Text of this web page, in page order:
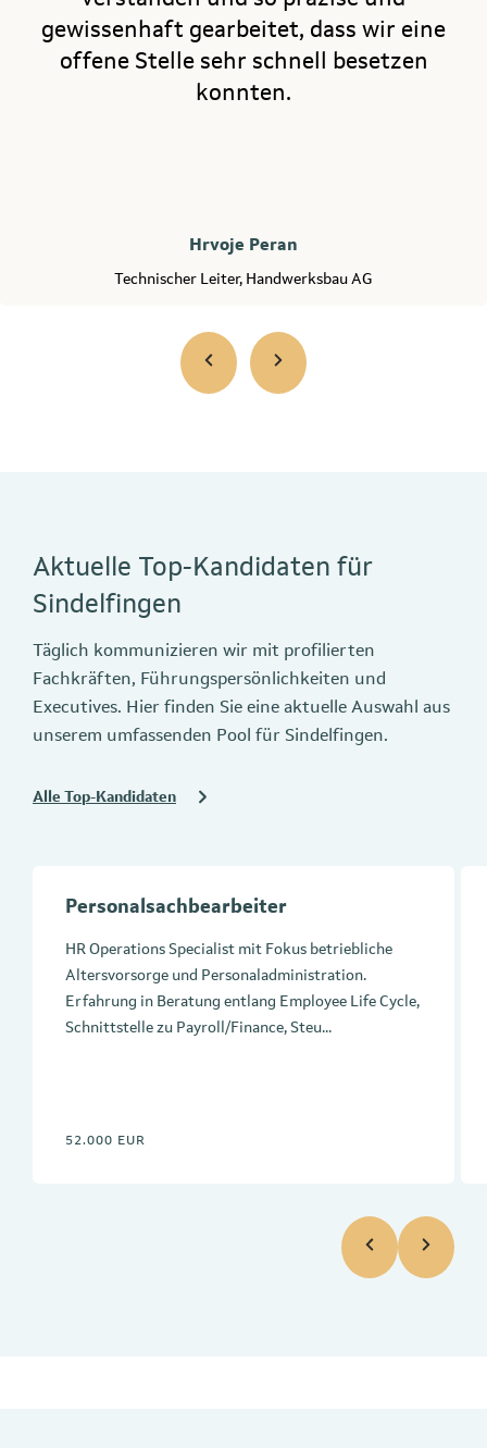
gewissenhaft gearbeitet, dass wir eine
offene Stelle sehr schnell besetzen
konnten.
Hrvoje Peran
Technischer Leiter, Handwerksbau AG
Aktuelle Top-Kandidaten für
Sindelfingen
Täglich kommunizieren wir mit profilierten
Fachkräften, Führungspersönlichkeiten und
Executives. Hier finden Sie eine aktuelle Auswahl aus
unserem umfassenden Pool für Sindelfingen.
Alle Top-Kandidaten
Personalsachbearbeiter
HR Operations Specialist mit Fokus betriebliche
Altersvorsorge und Personaladministration.
Erfahrung in Beratung entlang Employee Life Cycle,
Schnittstelle zu Payroll/Finance, Steu...
52.000 EUR